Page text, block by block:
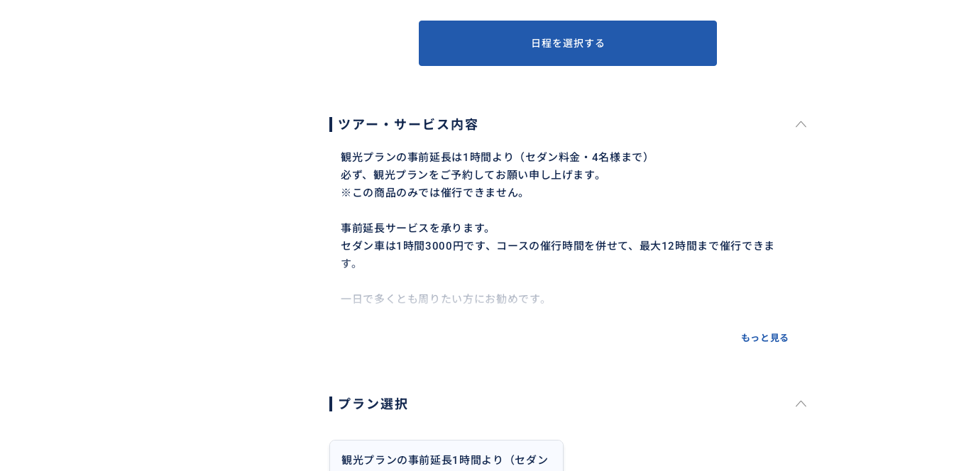
日程を選択する
ツアー・サービス内容
観光プランの事前延長は1時間より（セダン料金・4名様まで）
必ず、観光プランをご予約してお願い申し上げます。
※この商品のみでは催行できません。
事前延長サービスを承ります。
セダン車は1時間3000円です、コースの催行時間を併せて、最大12時間まで催行できま
す。
一日で多くとも周りたい方にお勧めです。
もっと見る
プラン選択
観光プランの事前延長1時間より（セダン